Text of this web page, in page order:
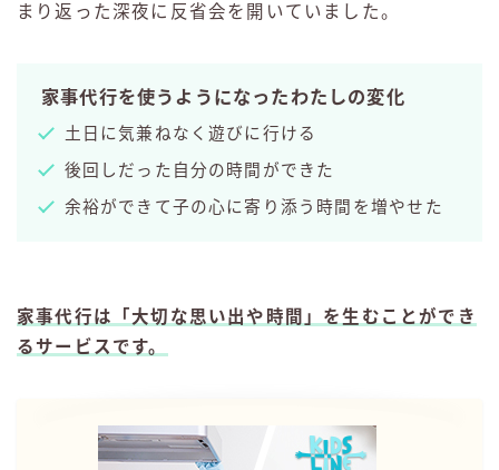
まり返った深夜に反省会を開いていました。
家事代行を使うようになったわたしの変化
土日に気兼ねなく遊びに行ける
後回しだった自分の時間ができた
余裕ができて子の心に寄り添う時間を増やせた
家事代行は「大切な思い出や時間」を生むことができ
るサービスです。